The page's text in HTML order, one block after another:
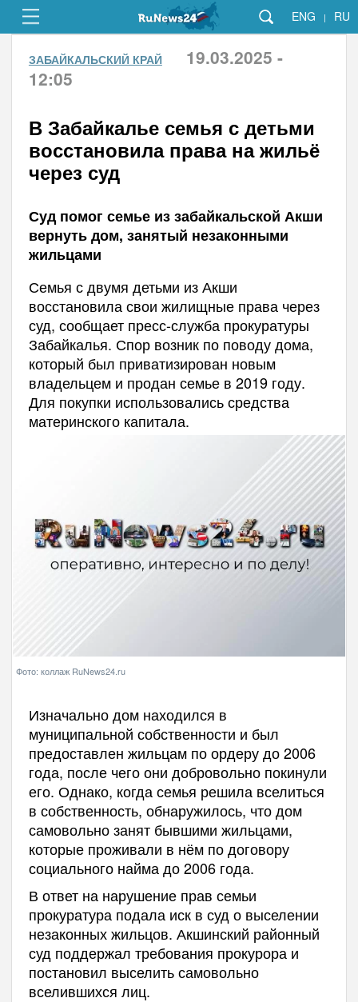
ENG | RU
ЗАБАЙКАЛЬСКИЙ КРАЙ
19.03.2025 -
12:05
В Забайкалье семья с детьми
восстановила права на жильё
через суд
Суд помог семье из забайкальской Акши
вернуть дом, занятый незаконными
жильцами
Семья с двумя детьми из Акши
восстановила свои жилищные права через
суд, сообщает пресс-служба прокуратуры
Забайкалья. Спор возник по поводу дома,
который был приватизирован новым
владельцем и продан семье в 2019 году.
Для покупки использовались средства
материнского капитала.
Фото: коллаж RuNews24.ru
Изначально дом находился в
муниципальной собственности и был
предоставлен жильцам по ордеру до 2006
года, после чего они добровольно покинули
его. Однако, когда семья решила вселиться
в собственность, обнаружилось, что дом
самовольно занят бывшими жильцами,
которые проживали в нём по договору
социального найма до 2006 года.
В ответ на нарушение прав семьи
прокуратура подала иск в суд о выселении
незаконных жильцов. Акшинский районный
суд поддержал требования прокурора и
постановил выселить самовольно
вселившихся лиц.